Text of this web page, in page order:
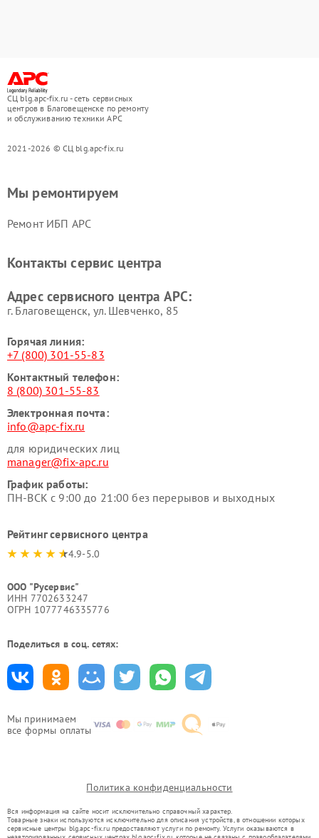
СЦ blg.apc-fix.ru - сеть сервисных
центров в Благовещенске по ремонту
и обслуживанию техники APC
2021-2026 © СЦ blg.apc-fix.ru
Мы принимаем
все формы оплаты
Мы ремонтируем
Ремонт ИБП APC
Контакты сервис центра
Адрес сервисного центра APC:
г. Благовещенск, ул. Шевченко, 85
Горячая линия:
+7 (800) 301-55-83
Контактный телефон:
8 (800) 301-55-83
Электронная почта:
info@apc-fix.ru
для юридических лиц
manager@fix-apc.ru
График работы:
ПН-ВСК с 9:00 до 21:00 без перерывов и выходных
Рейтинг сервисного центра
4.9-5.0
ООО "Русервис"
ИНН 7702633247
ОГРН 1077746335776
Поделиться в соц. сетях:
Политика конфиденциальности
Вся информация на сайте носит исключительно справочный характер.
Товарные знаки используются исключительно для описания устройств, в отношении которых
сервисные центры blg.apc-fix.ru предоставляют услуги по ремонту. Услуги оказываются в